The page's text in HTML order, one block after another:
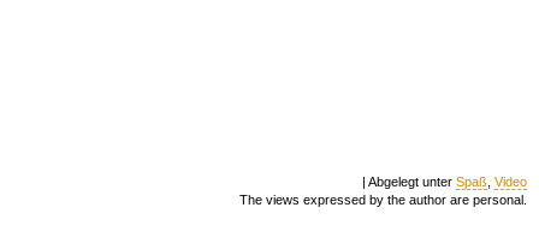
| Abgelegt unter Spaß Video
The views expressed by the author are personal.